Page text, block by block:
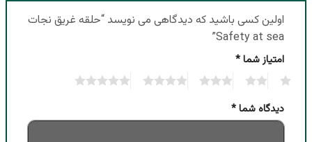
اولین کسی باشید که دیدگاهی می نویسد “حلقه غریق نجات
Safety at sea”
امتیاز شما*
دیدگاه شما*